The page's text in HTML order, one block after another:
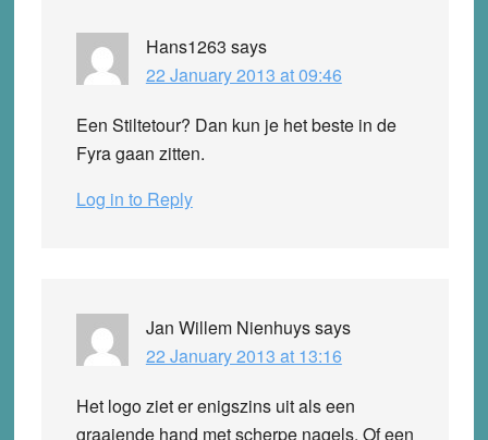
Hans1263 says
22 January 2013 at 09:46
Een Stiltetour? Dan kun je het beste in de
Fyra gaan zitten.
Log in to Reply
Jan Willem Nienhuyssays
22 January 2013 at 13:16
Het logo ziet er enigszins uit als een
graaiende hand met scherpe nagels. Of een